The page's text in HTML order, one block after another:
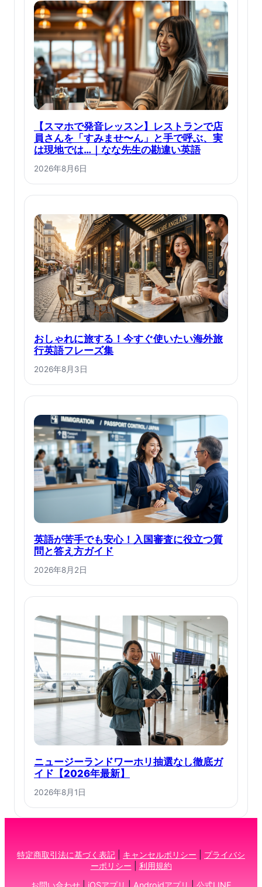
【スマホで発音レッスン】レストランで店
員さんを「すみませ〜ん」と手で呼ぶ、実
は現地では…｜なな先生の勘違い英語
2026年8月6日
おしゃれに旅する！今すぐ使いたい海外旅
行英語フレーズ集
2026年8月3日
英語が苦手でも安心！入国審査に役立つ質
問と答え方ガイド
2026年8月2日
ニュージーランドワーホリ抽選なし徹底ガ
イド【2026年最新】
2026年8月1日
特定商取引法に基づく表記 キャンセルポリシー
プライバシ
ーポリシー
利用規約